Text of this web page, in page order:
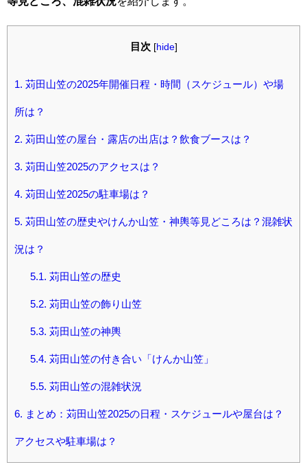
目次 [hide]
1. 苅田山笠の2025年開催日程・時間（スケジュール）や場
所は？
2. 苅田山笠の屋台・露店の出店は？飲食ブースは？
3. 苅田山笠2025のアクセスは？
4. 苅田山笠2025の駐車場は？
5. 苅田山笠の歴史やけんか山笠・神輿等見どころは？混雑状
況は？
5.1. 苅田山笠の歴史
5.2. 苅田山笠の飾り山笠
5.3. 苅田山笠の神輿
5.4. 苅田山笠の付き合い「けんか山笠」
5.5. 苅田山笠の混雑状況
6. まとめ：苅田山笠2025の日程・スケジュールや屋台は？
アクセスや駐車場は？